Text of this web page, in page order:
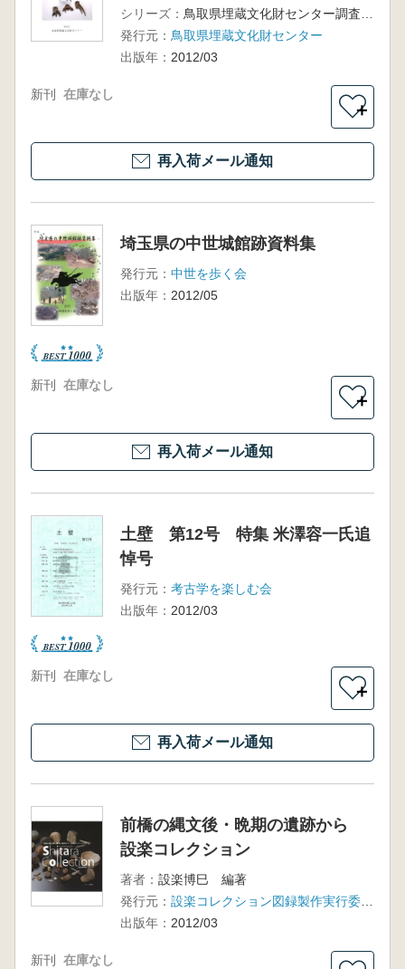
シリーズ：
鳥取県埋蔵文化財センター調査報告47
発行元： 鳥取県埋蔵文化財センター
出版年： 2012/03
新刊 在庫なし
＋
再入荷メール通知
埼玉県の中世城館跡資料集
発行元： 中世を歩く会
出版年： 2012/05
新刊 在庫なし
＋
再入荷メール通知
土壁 第12号 特集 米澤容一氏追
悼号
発行元： 考古学を楽しむ会
出版年： 2012/03
新刊 在庫なし
＋
再入荷メール通知
前橋の縄文後・晩期の遺跡から
設楽コレクション
著者： 設楽博巳 編著
発行元：
設楽コレクション図録製作実行委員会
出版年： 2012/03
新刊 在庫なし